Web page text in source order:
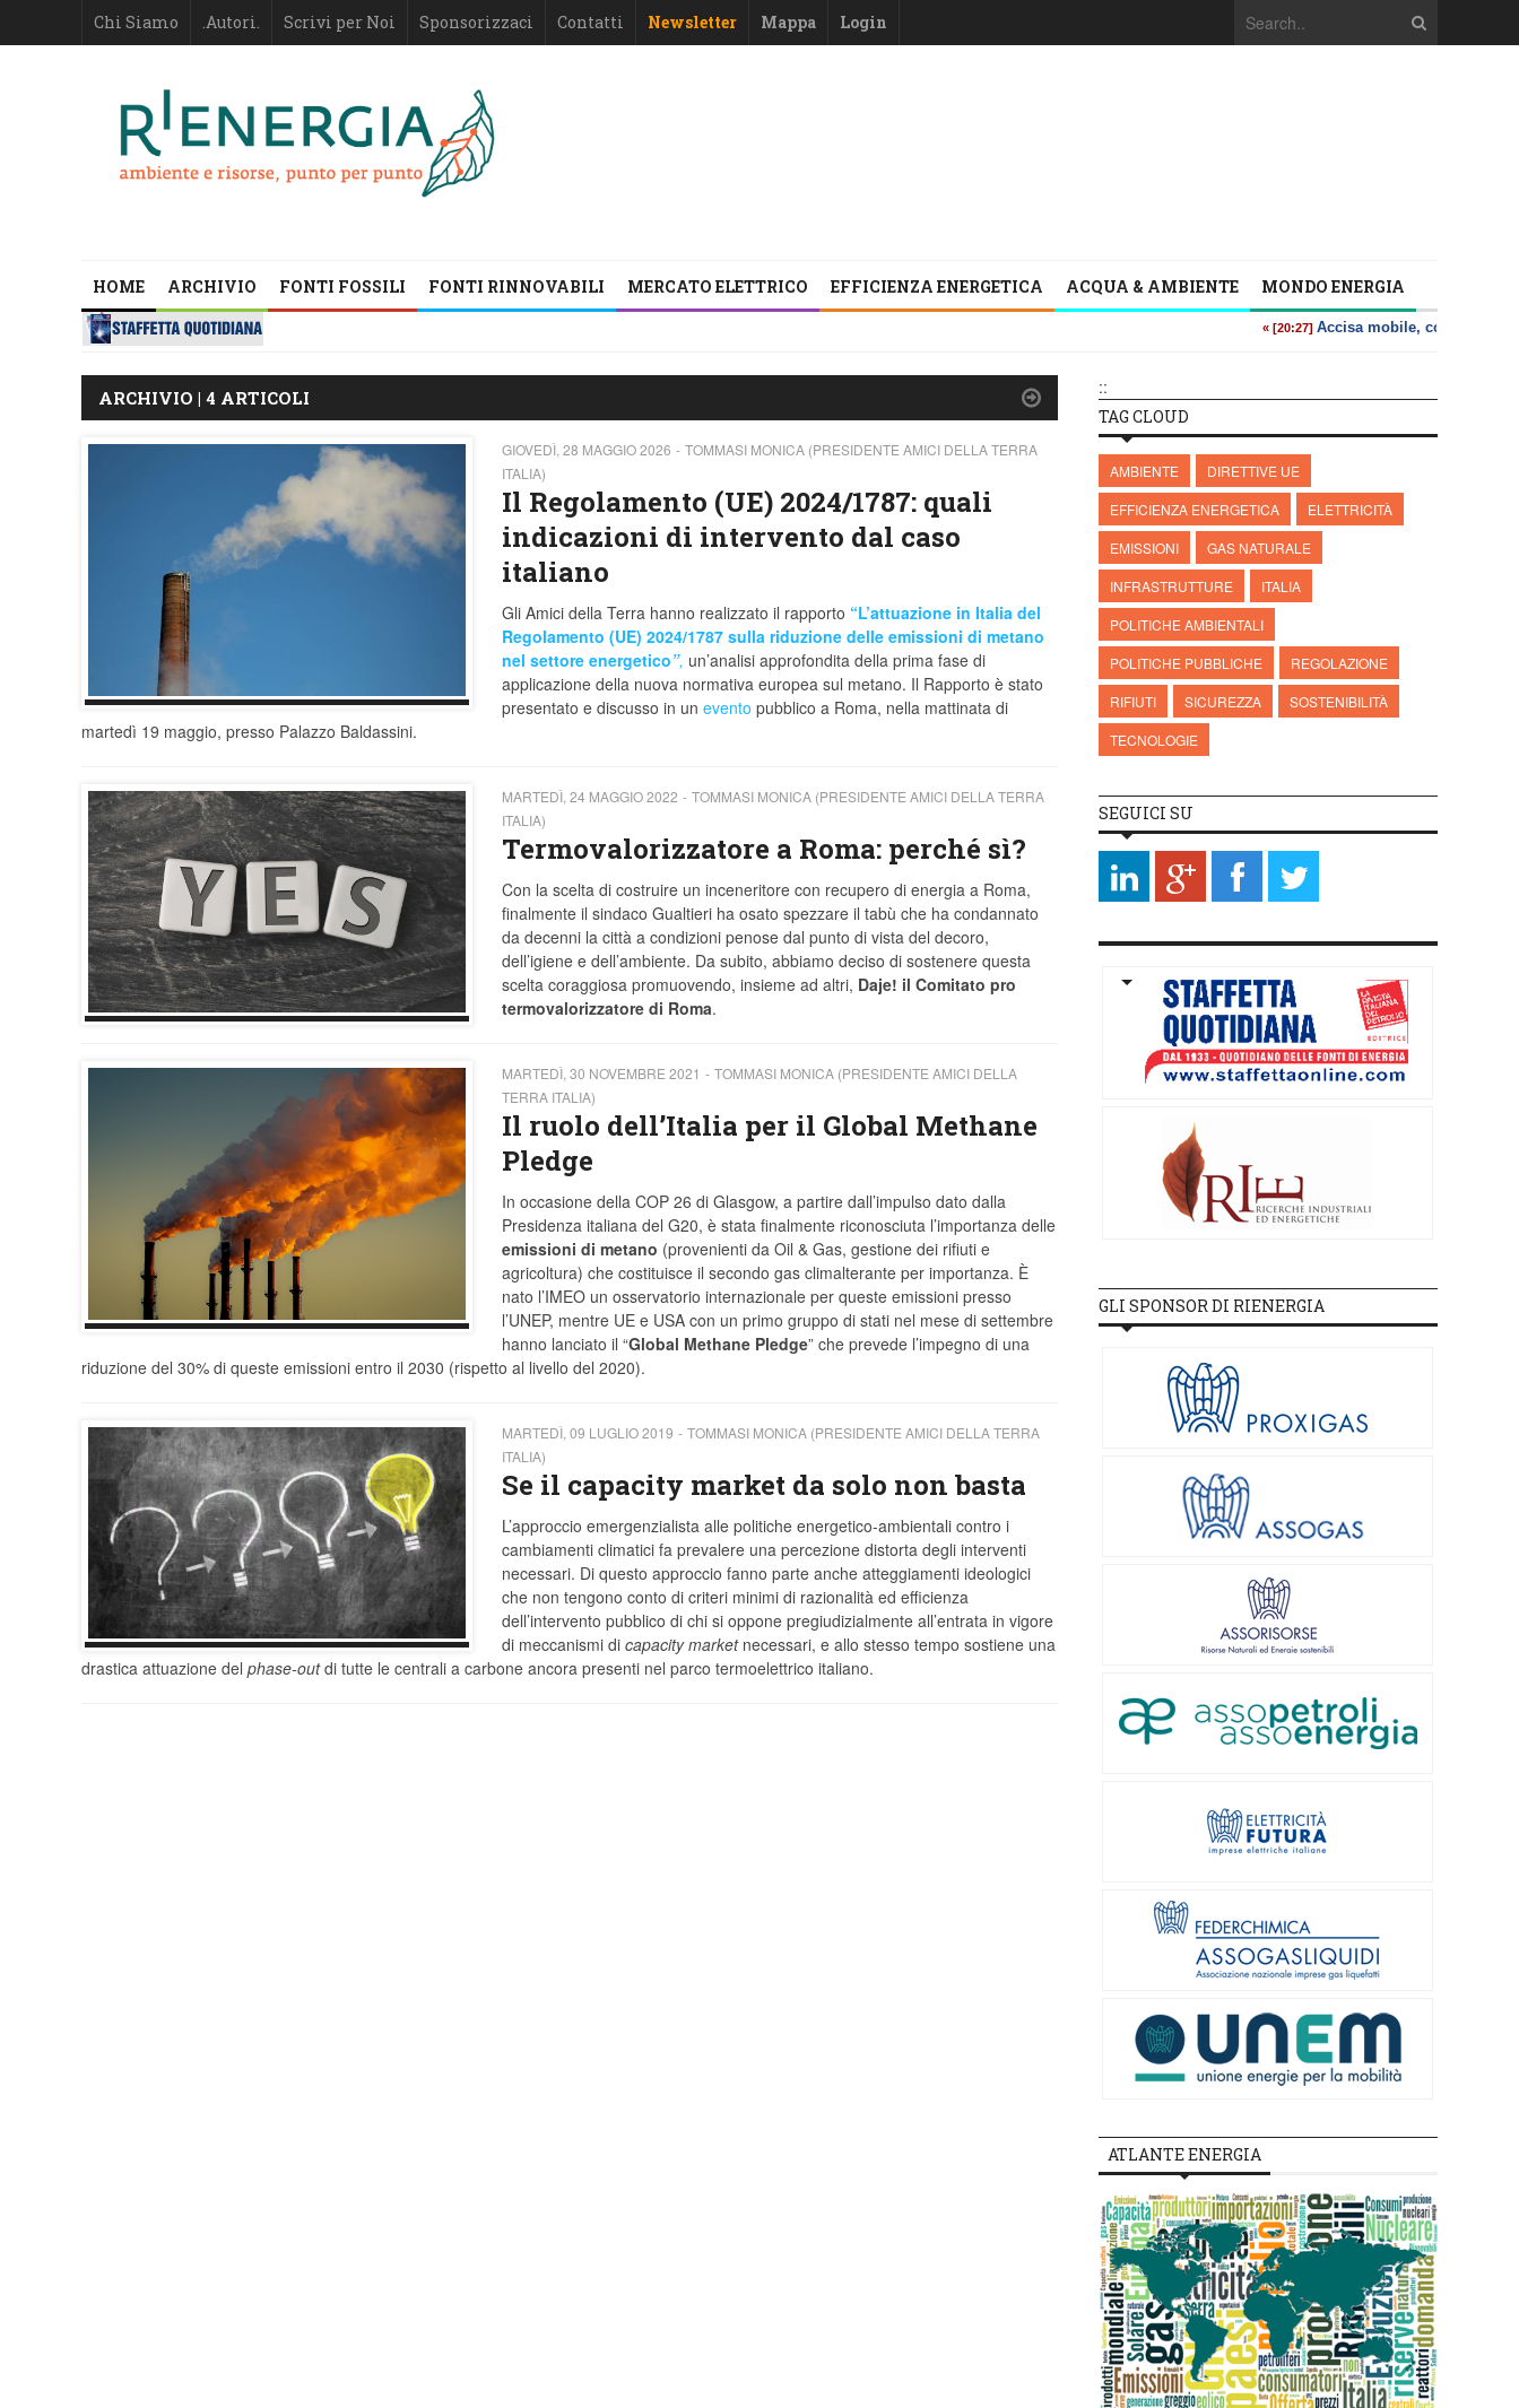
Chi Siamo .Autori. Scrivi per Noi Sponsorizzaci Contatti Newsletter Mappa Login
HOME ARCHIVIO FONTI FOSSILI FONTI RINNOVABILI MERCATO ELETTRICO EFFICIENZA ENERGETICA ACQUA & AMBIENTE MONDO ENERGIA
::
ARCHIVIO | 4 ARTICOLI
GIOVEDÌ, 28 MAGGIO 2026
TOMMASI MONICA (PRESIDENTE AMICI DELLA TERRA
ITALIA)
Il Regolamento (UE) 2024/1787: quali
indicazioni di intervento dal caso
italiano
Gli Amici della Terra hanno realizzato il rapporto “L’attuazione in Italia del
Regolamento (UE) 2024/1787 sulla riduzione delle emissioni di metano
nel settore energetico”, un’analisi approfondita della prima fase di
applicazione della nuova normativa europea sul metano. Il Rapporto è stato
presentato e discusso in un evento pubblico a Roma, nella mattinata di
martedì 19 maggio, presso Palazzo Baldassini.
MARTEDÌ, 24 MAGGIO 2022
TOMMASI MONICA (PRESIDENTE AMICI DELLA TERRA
ITALIA)
Termovalorizzatore a Roma: perché sì?
Con la scelta di costruire un inceneritore con recupero di energia a Roma,
finalmente il sindaco Gualtieri ha osato spezzare il tabù che ha condannato
da decenni la città a condizioni penose dal punto di vista del decoro,
dell’igiene e dell’ambiente. Da subito, abbiamo deciso di sostenere questa
scelta coraggiosa promuovendo, insieme ad altri, Daje! il Comitato pro
termovalorizzatore di Roma.
MARTEDÌ, 30 NOVEMBRE 2021
TOMMASI MONICA (PRESIDENTE AMICI DELLA
TERRA ITALIA)
Il ruolo dell’Italia per il Global Methane
Pledge
In occasione della COP 26 di Glasgow, a partire dall’impulso dato dalla
Presidenza italiana del G20, è stata finalmente riconosciuta l’importanza delle
emissioni di metano (provenienti da Oil & Gas, gestione dei rifiuti e
agricoltura) che costituisce il secondo gas climalterante per importanza. È
nato l’IMEO un osservatorio internazionale per queste emissioni presso
l’UNEP, mentre UE e USA con un primo gruppo di stati nel mese di settembre
hanno lanciato il “Global Methane Pledge” che prevede l’impegno di una
riduzione del 30% di queste emissioni entro il 2030 (rispetto al livello del 2020).
MARTEDÌ, 09 LUGLIO 2019
TOMMASI MONICA (PRESIDENTE AMICI DELLA TERRA
ITALIA)
Se il capacity market da solo non basta
L’approccio emergenzialista alle politiche energetico-ambientali contro i
cambiamenti climatici fa prevalere una percezione distorta degli interventi
necessari. Di questo approccio fanno parte anche atteggiamenti ideologici
che non tengono conto di criteri minimi di razionalità ed efficienza
dell’intervento pubblico di chi si oppone pregiudizialmente all’entrata in vigore
di meccanismi di capacity marketnecessari, e allo stesso tempo sostiene una
drastica attuazione del phase-outdi tutte le centrali a carbone ancora presenti nel parco termoelettrico italiano.
TAG CLOUD
AMBIENTE
DIRETTIVE UE
EFFICIENZA ENERGETICA
ELETTRICITÀ
EMISSIONI
GAS NATURALE
INFRASTRUTTURE
ITALIA
POLITICHE AMBIENTALI
POLITICHE PUBBLICHE
REGOLAZIONE
RIFIUTI
SICUREZZA
SOSTENIBILITÀ
TECNOLOGIE
SEGUICI SU
GLI SPONSOR DI RIENERGIA
ATLANTE ENERGIA